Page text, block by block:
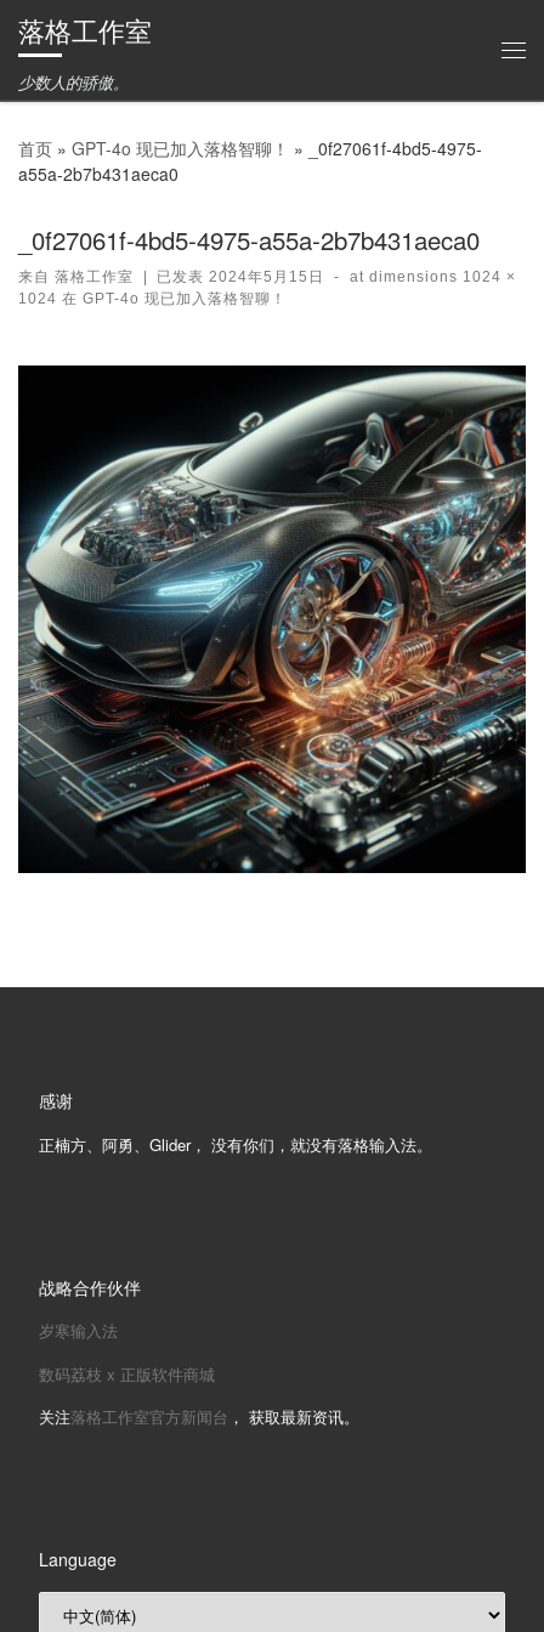
Skip to content
落格工作室
少数人的骄傲。
首页 » GPT-4o 现已加入落格智聊！ »
_0f27061f-4bd5-4975-
a55a-2b7b431aeca0
_0f27061f-4bd5-4975-a55a-2b7b431aeca0
来自 落格工作室 已发表2024年5月15日 - at dimensions 1024 ×
1024 在 GPT-4o 现已加入落格智聊！
图片导航
感谢
正楠方、阿勇、Glider， 没有你们，就没有落格输入法。
战略合作伙伴
岁寒输入法
数码荔枝 x 正版软件商城
关注落格工作室官方新闻台 ， 获取最新资讯。
Language